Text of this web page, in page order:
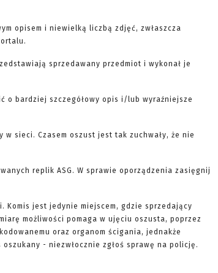
opisem i niewielką liczbą zdjęć, zwłaszcza
sprzedawany przedmiot i wykonał je
o bardziej szczegółowy opis i/lub wyraźniejsze
sieci. Czasem oszust jest tak zuchwały, że nie
replik ASG. W sprawie oporządzenia zasięgnij
Komis jest jedynie miejscem, gdzie sprzedający
możliwości pomaga w ujęciu oszusta, poprzez
oraz organom ścigania, jednakże
- niezwłocznie zgłoś sprawę na policję.